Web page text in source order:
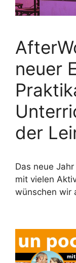
neuer
der
Das neue
mit vielen
wünschen wir